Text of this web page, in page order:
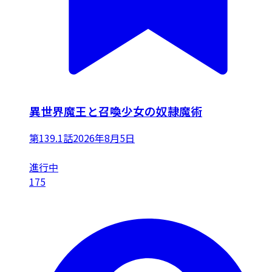
異世界魔王と召喚少女の奴隷魔術
第139.1話2026年8月5日
進行中
175